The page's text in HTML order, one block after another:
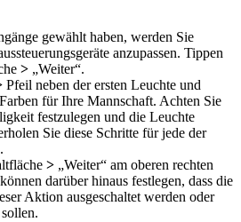
gewählt haben, werden Sie
anzupassen. Tippen
> „Weiter“.
Pfeil neben der ersten Leuchte und
für Ihre Mannschaft. Achten Sie
festzulegen und die Leuchte
Sie diese Schritte für jede der
> „Weiter“ am oberen rechten
darüber hinaus festlegen, dass die
Aktion ausgeschaltet werden oder